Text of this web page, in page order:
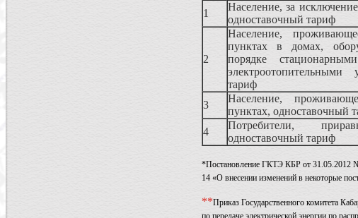
1
Население, за
одноставочный тариф
2
Население,
пунктах в домах,
порядке
электроотопительными
тариф
3
Население,
пунктах, одноставочный
4
Потребители,
одноставочный тариф
*Постановление ГКТЭ КБР от 31.05.2012 №
14 «О внесении изменений в некоторые
**Приказ Государственного комитета
по передаче электрической энергии по